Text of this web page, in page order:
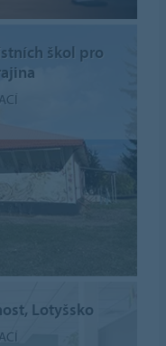
škol pro
Lotyšsko